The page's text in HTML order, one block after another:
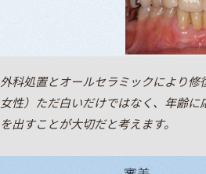
外科処置とオールセラミックにより修
女性）ただ白いだけではなく、年齢に
を出すことが大切だと考えます。